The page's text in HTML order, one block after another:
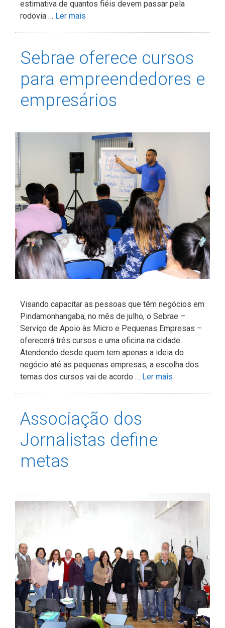
estimativa de quantos fiéis devem passar pela
rodovia … Ler mais
Sebrae oferece cursos
para empreendedores e
empresários
Visando capacitar as pessoas que têm negócios em
Pindamonhangaba, no mês de julho, o Sebrae –
Serviço de Apoio às Micro e Pequenas Empresas –
oferecerá três cursos e uma oficina na cidade.
Atendendo desde quem tem apenas a ideia do
negócio até as pequenas empresas, a escolha dos
temas dos cursos vai de acordo … Ler mais
Associação dos
Jornalistas define
metas